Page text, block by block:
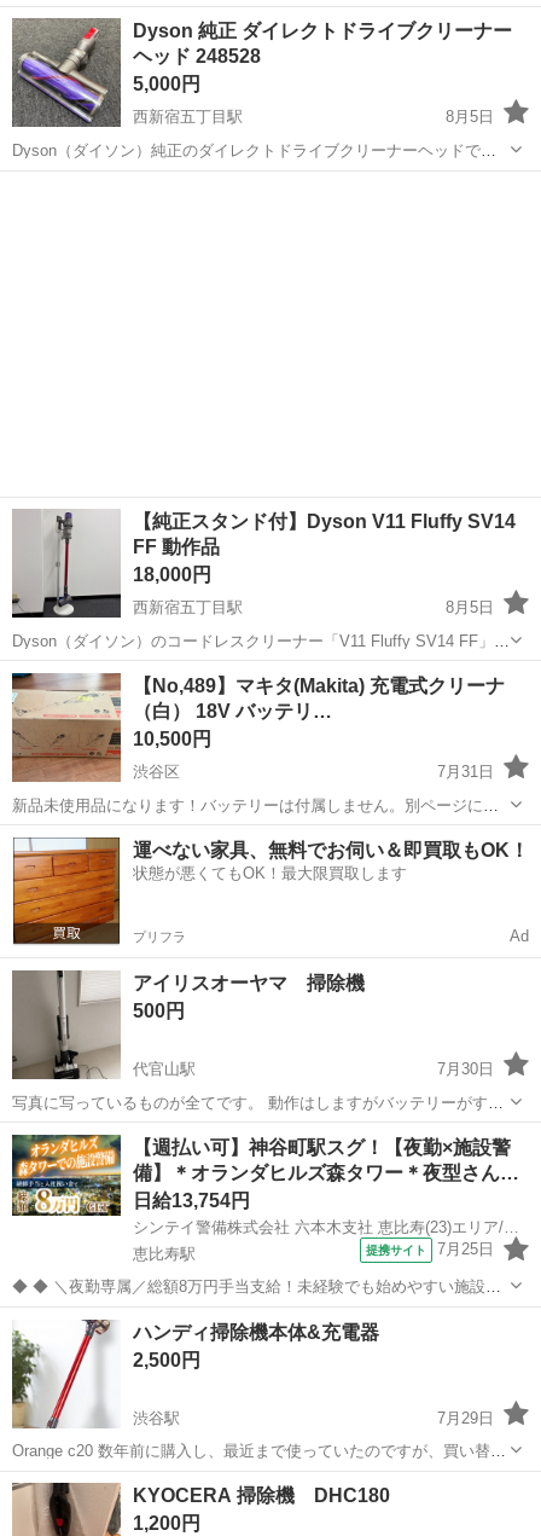
明 ◯ロングブラシ ○ホース 付属の収容バックに入れて保管していまし
た。 【情報】 ブランド：東芝 【状態】 傷などもなくキレイな状態
です。 【付属品...
東京 渋谷区 東京駅 生活家電
Dyson 純正 ダイレクトドライブクリーナー
ヘッド 248528
5,000円
西新宿五丁目駅
8月5日
Dyson（ダイソン）純正のダイレクトドライブクリーナーヘッドで
す。 2026年6月1日に未使用品を購入し、禁煙環境のオフィス（カーペ
【純正スタンド付】Dyson V11 Fluffy SV14
FF 動作品
18,000円
西新宿五丁目駅
8月5日
Dyson（ダイソン）のコードレスクリーナー「V11 Fluffy SV14 FF」で
す。 取り外す直前まで正常に使用しており、動作確認済みです。
2026年7月10日まで禁煙環境のオフィスで使用しており、その後は室
内で...
東京 渋谷区 西新宿五丁目駅
【No,489】マキタ(Makita) 充電式クリーナ
（白） 18V バッテリ…
10,500円
渋谷区
7月31日
新品未使用品になります！バッテリーは付属しません。別ページにて
バッテリー、充電器も販売しておりますのでまとめてでのご購入であ
れば多少のお値引きは可能です。 ブランド Makita(マキタ) 特徴 軽量
フィルタータイプ カ...
東京 渋谷区 生活家電
運べない家具、無料でお伺い＆即買取もOK！
状態が悪くてもOK！最大限買取します
プリフラ Ad
アイリスオーヤマ 掃除機
500円
代官山駅
7月30日
写真に写っているものが全てです。 動作はしますがバッテリーがすぐ
切れるのでジャンク扱いでお願いします。 *2枚目の写真の物もありま
したのでおつけします。ダストモップは折れてしまってますが接着剤
などでくっつけたら使えると思います。
東京 渋谷区 代官山駅 生活家電
【週払い可】神谷町駅スグ！【夜勤×施設警
備】＊オランダヒルズ森タワー＊夜型さん…
日給13,754円
シンテイ警備株式会社 六本木支社 恵比寿(23)エリア/A3203200117
恵比寿駅
提携サイト 7月25日
◆ ◆ ＼夜勤専属／総額8万円手当支給！未経験でも始めやすい施設警
備のお仕事 お仕事は20時～勤務出来るので Wワークなども両立しなが
ら勤務も！ 月収27万円以上も可能♪ 安定収入で生活も安心です★ ＼未
経験スタートで...
渋谷区 恵比寿駅 警備員
ハンディ掃除機本体&充電器
2,500円
渋谷駅
7月29日
Orange c20 数年前に購入し、最近まで使っていたのですが、買い替え
たので出品します。 充電は新型より持ちが良かったです😂 丸っと洗
えるしすぐに中のゴミが捨てれるのも良かったです。 でもヘッドに髪
の毛が絡まるので、定期...
東京 渋谷区 生活家電
KYOCERA 掃除機 DHC180
1,200円